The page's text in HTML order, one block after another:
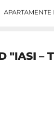
APARTAMENTE
"IASI –